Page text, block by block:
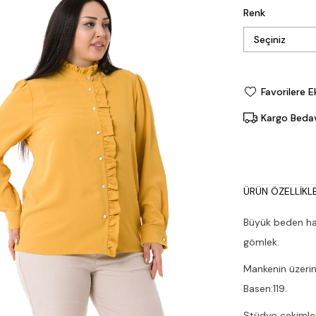
Renk
Favorilere
Kargo
ÜRÜN
Büyük beden
gömlek.
Mankenin
Basen:119.